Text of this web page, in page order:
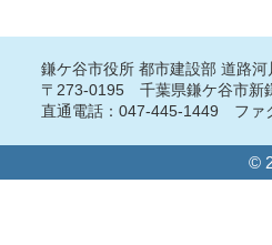
鎌ケ谷市役所 都市建設部 道路河
〒273-0195 千葉県鎌ケ谷市新
直通電話：047-445-1449 ファ
©